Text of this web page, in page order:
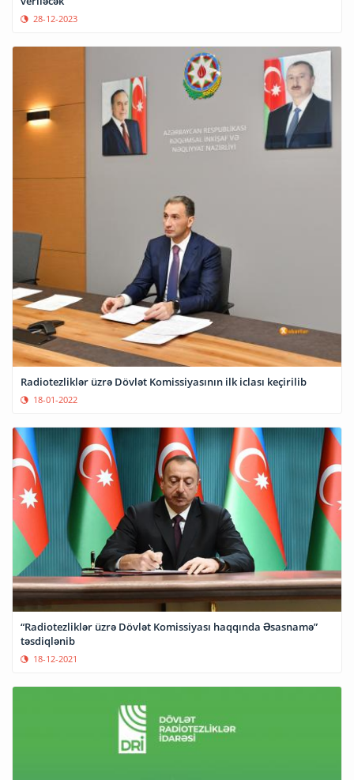
28-12-2023
Radiotezliklər üzrə Dövlət Komissiyasının ilk iclası keçirilib
18-01-2022
“Radiotezliklər üzrə Dövlət Komissiyası haqqında Əsasnamə”
təsdiqlənib
18-12-2021